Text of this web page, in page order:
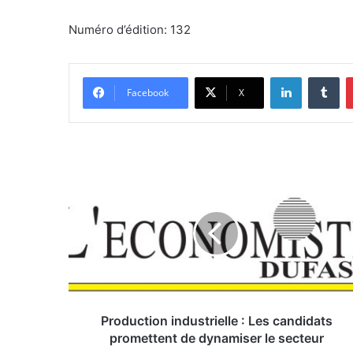
Numéro d’édition: 132
Facebook X
c
i
Production industrielle : Les candidats
promettent de dynamiser le secteur